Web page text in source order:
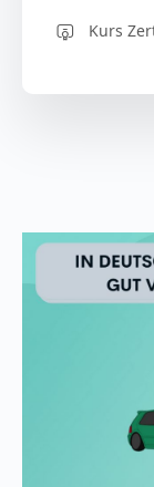
Kurs